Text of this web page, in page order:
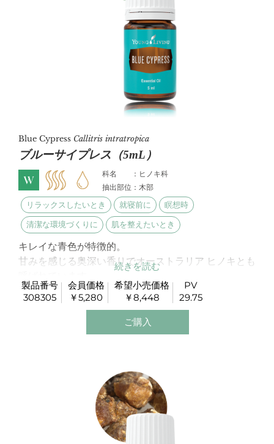
Blue Cypress Callitris intratropica
ブルーサイプレス（5mL）
科名 ：ヒノキ科
抽出部位：木部
リラックスしたいとき 就寝前に 瞑想時
清潔な環境づくりに 肌を整えたいとき
キレイな青色が特徴的。
甘みを感じる奥深い香りでオーストラリア ヒノキとも
構成が複雑で完成度が高い香りはそのまま香水として
も重宝します。
また、肌をすこやかに保ちます。
製品番号
308305
会員価格
￥5,280
希望小売価格
￥8,448
PV
29.75
ご購入